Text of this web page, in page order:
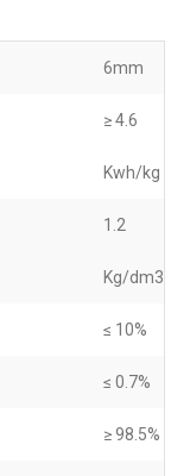
6mm
≥ 4.6
Kwh/kg
1.2
Kg/dm3
≤ 10%
≤ 0.7%
≥ 98.5%